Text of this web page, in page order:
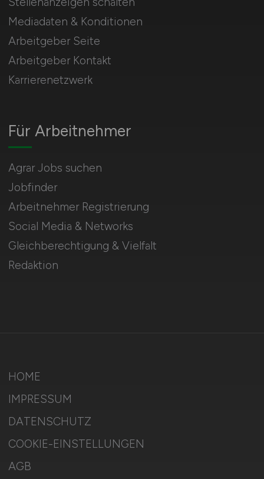
Für Arbeitnehmer
Agrar Jobs suchen
Jobfinder
Arbeitnehmer Registrierung
Social Media & Networks
Gleichberechtigung & Vielfalt
Redaktion
Mediadaten & Konditionen
Arbeitgeber Seite
Arbeitgeber Kontakt
Karrierenetzwerk
HOME
IMPRESSUM
DATENSCHUTZ
COOKIE-EINSTELLUNGEN
AGB